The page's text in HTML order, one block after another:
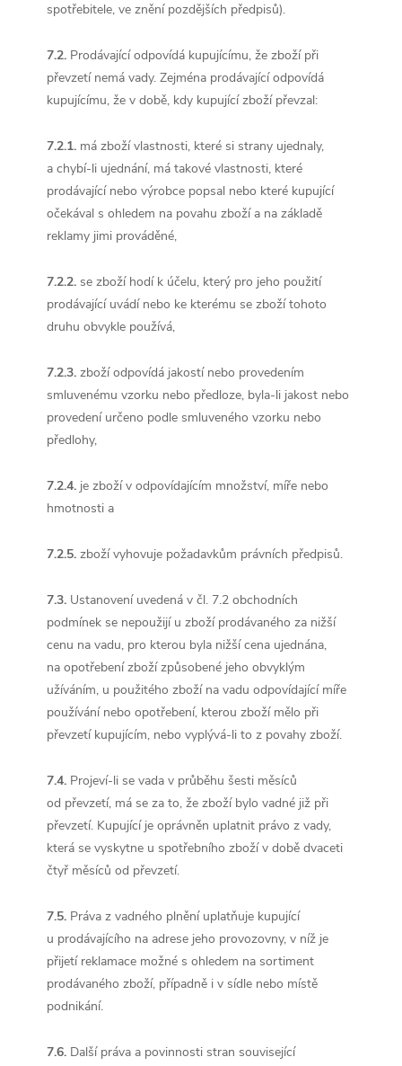
spotřebitele, ve znění pozdějších předpisů).
7.2. Prodávající odpovídá kupujícímu, že zboží při
převzetí nemá vady. Zejména prodávající odpovídá
kupujícímu, že v době, kdy kupující zboží převzal:
7.2.1. má zboží vlastnosti, které si strany ujednaly,
a chybí-li ujednání, má takové vlastnosti, které
prodávající nebo výrobce popsal nebo které kupující
očekával s ohledem na povahu zboží a na základě
reklamy jimi prováděné,
7.2.2. se zboží hodí k účelu, který pro jeho použití
prodávající uvádí nebo ke kterému se zboží tohoto
druhu obvykle používá,
7.2.3. zboží odpovídá jakostí nebo provedením
smluvenému vzorku nebo předloze, byla-li jakost nebo
provedení určeno podle smluveného vzorku nebo
předlohy,
7.2.4. je zboží v odpovídajícím množství, míře nebo
hmotnosti a
7.2.5. zboží vyhovuje požadavkům právních předpisů.
7.3. Ustanovení uvedená v čl. 7.2 obchodních
podmínek se nepoužijí u zboží prodávaného za nižší
cenu na vadu, pro kterou byla nižší cena ujednána,
na opotřebení zboží způsobené jeho obvyklým
užíváním, u použitého zboží na vadu odpovídající míře
používání nebo opotřebení, kterou zboží mělo při
převzetí kupujícím, nebo vyplývá-li to z povahy zboží.
7.4. Projeví-li se vada v průběhu šesti měsíců
od převzetí, má se za to, že zboží bylo vadné již při
převzetí. Kupující je oprávněn uplatnit právo z vady,
která se vyskytne u spotřebního zboží v době dvaceti
čtyř měsíců od převzetí.
7.5. Práva z vadného plnění uplatňuje kupující
u prodávajícího na adrese jeho provozovny, v níž je
přijetí reklamace možné s ohledem na sortiment
prodávaného zboží, případně i v sídle nebo místě
podnikání.
7.6. Další práva a povinnosti stran související